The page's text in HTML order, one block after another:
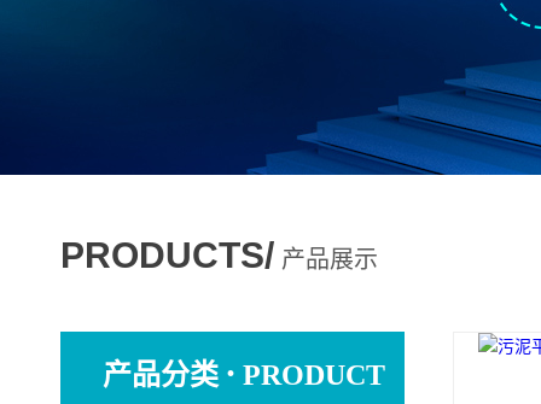
PRODUCTS/ 产品展示
产品分类 · PRODUCT